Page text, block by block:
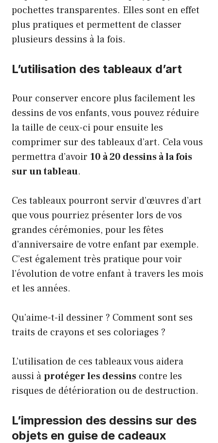
pochettes transparentes. Elles sont en effet
plus pratiques et permettent de classer
plusieurs dessins à la fois.
L’utilisation des tableaux d’art
Pour conserver encore plus facilement les
dessins de vos enfants, vous pouvez réduire
la taille de ceux-ci pour ensuite les
comprimer sur des tableaux d’art. Cela vous
permettra d’avoir 10 à 20 dessins à la fois
sur un tableau.
Ces tableaux pourront servir d’œuvres d’art
que vous pourriez présenter lors de vos
grandes cérémonies, pour les fêtes
d’anniversaire de votre enfant par exemple.
C’est également très pratique pour voir
l’évolution de votre enfant à travers les mois
et les années.
Qu’aime-t-il dessiner ? Comment sont ses
traits de crayons et ses coloriages ?
L’utilisation de ces tableaux vous aidera
aussi àprotéger les dessins contre les
risques de détérioration ou de destruction.
L’impression des dessins sur des
objets en guise de cadeaux